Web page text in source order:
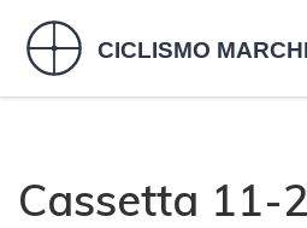
Cassetta 11-